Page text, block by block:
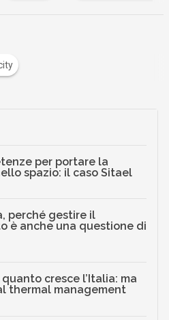
per portare la
spazio: il caso Sitael
perché gestire il
è anche una questione di
cresce l’Italia: ma
thermal management